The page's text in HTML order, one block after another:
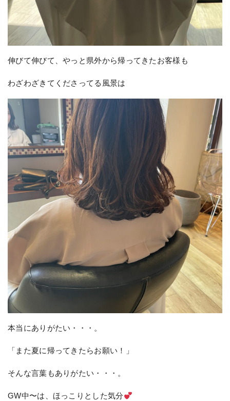
伸びて伸びて、やっと県外から帰ってきたお客様も
わざわざきてくださってる風景は
本当にありがたい・・・。
「また夏に帰ってきたらお願い！」
そんな言葉もありがたい・・・。
GW中〜は、ほっこりとした気分